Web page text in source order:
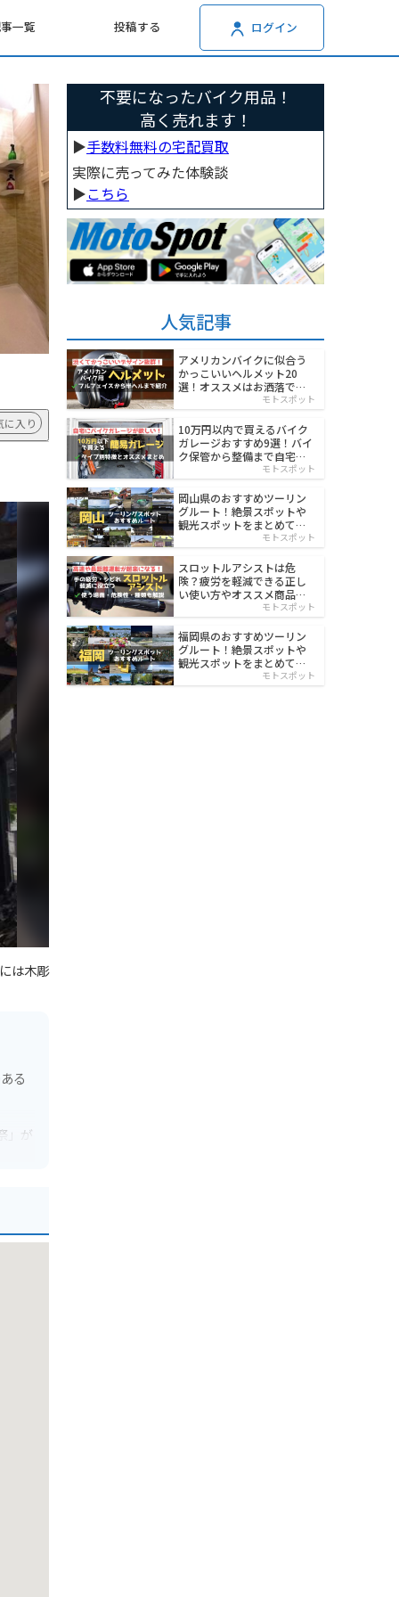
一覧 投稿する ログイン
に入り
は木彫
る
」が
不要になったバイク用品！
高く売れます！
▶︎手数料無料の宅配買取
実際に売ってみた体験談
▶︎こちら
人気記事
アメリカンバイクに似合う
かっこいいヘルメット20
選！オススメはお洒落でワ
モトスポット
10万円以内で買えるバイク
ガレージおすすめ9選！バイ
ク保管から整備まで自宅で
モトスポット
岡山県のおすすめツーリン
グルート！絶景スポットや
観光スポットをまとめて紹
モトスポット
スロットルアシストは危
険？疲労を軽減できる正し
い使い方やオススメ商品を
モトスポット
福岡県のおすすめツーリン
グルート！絶景スポットや
観光スポットをまとめて紹
モトスポット